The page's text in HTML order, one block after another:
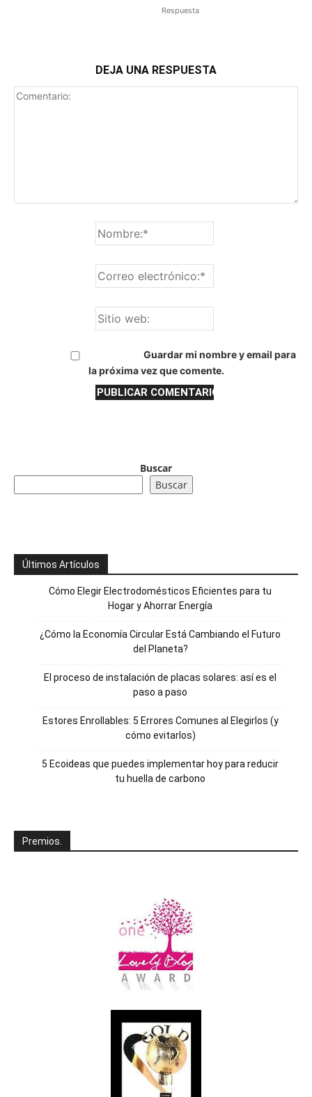
Respuesta
DEJA UNA RESPUESTA
Guardar mi nombre y email para
la próxima vez que comente.
Buscar
Buscar
Últimos Artículos
Cómo Elegir Electrodomésticos Eficientes para tu
Hogar y Ahorrar Energía
¿Cómo la Economía Circular Está Cambiando el Futuro
del Planeta?
El proceso de instalación de placas solares: así es el
paso a paso
Estores Enrollables: 5 Errores Comunes al Elegirlos (y
cómo evitarlos)
5 Ecoideas que puedes implementar hoy para reducir
tu huella de carbono
Premios.